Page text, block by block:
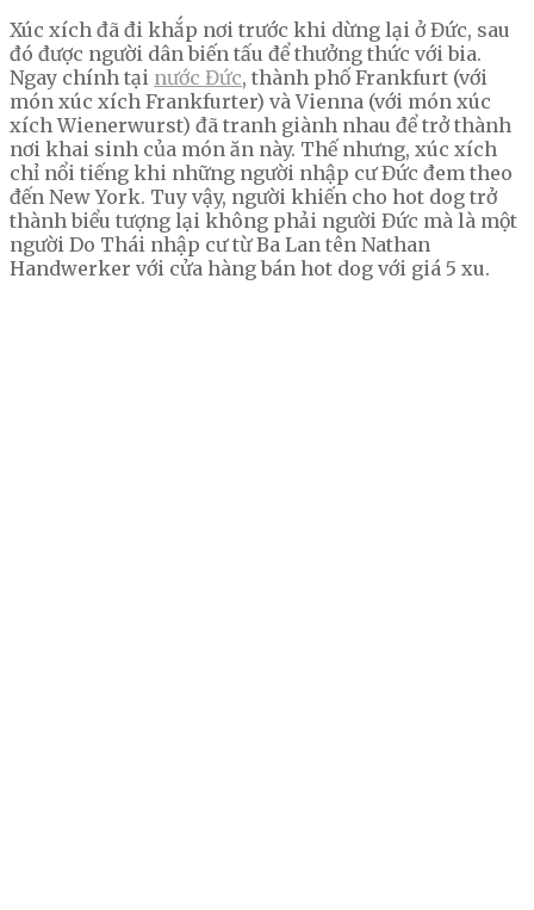
Xúc xích đã đi khắp nơi trước khi dừng lại ở Đức, sau
đó được người dân biến tấu để thưởng thức với bia.
Ngay chính tại nước Đức, thành phố Frankfurt (với
món xúc xích Frankfurter) và Vienna (với món xúc
xích Wienerwurst) đã tranh giành nhau để trở thành
nơi khai sinh của món ăn này. Thế nhưng, xúc xích
chỉ nổi tiếng khi những người nhập cư Đức đem theo
đến New York. Tuy vậy, người khiến cho hot dog trở
thành biểu tượng lại không phải người Đức mà là một
người Do Thái nhập cư từ Ba Lan tên Nathan
Handwerker với cửa hàng bán hot dog với giá 5 xu.